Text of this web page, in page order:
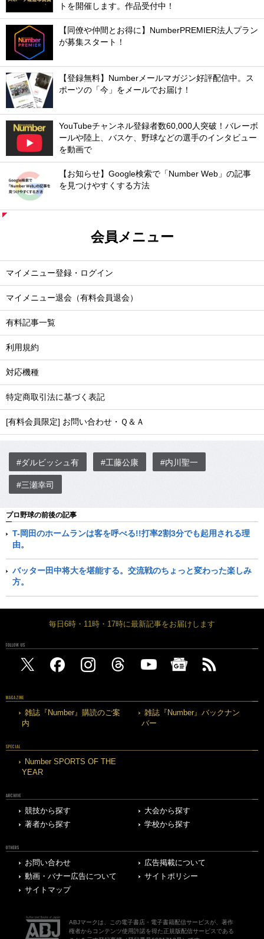
トを開催します。作品受付中！
【同僚や仲間とお得に】NumberPREMIER法人プラン
が募集スタート！
【登録無料】Numberメールマガジン好評配信中。ス
ポーツの「今」をメールでお届け！
YouTubeチャンネル登録者数60,000人突破！バレーボ
ールや陸上、バスケ、野球などの選手のインタビュー
を動画で
【お知らせ】Google検索で「Number Web」の記事
を見つけやすくする方法
会員メニュー
マイメニュー登録・ログイン
マイメニュー退会（有料会員退会）
有料記事一覧
利用規約
対応機種
特定商取引法に基づく表記
[有料会員限定] お問い合わせ・Ｑ＆Ａ
#ダルビッシュ有 #工藤公康 #内川聖一
#三瀬幸司
プロ野球の前後の記事
T-岡田のホームランは客を呼べる!!打率2割3分でも起用される理
由。
バッター田中将大を堪能する。交流戦のちょっと変わった楽しみ
方。
毎日6時・11時・17時に最新記事をお届けします
FOLLOW US
MAGAZINE
雑誌『Number』購読のご案
内
雑誌『Number』バックナン
バー
SPECIAL
Number SPORTS OF THE
YEAR
ARCHIVE
競技から探す
大会から探す
著者から探す
学校から探す
OTHERS
お問い合わせ
広告掲載について
動画・バナー広告について
サイトポリシー
サイトマップ
ABJマークは、この電子書店・電子書籍配信サービスが、著作
権者からコンテンツ使用許諾を得た正規版配信サービスである